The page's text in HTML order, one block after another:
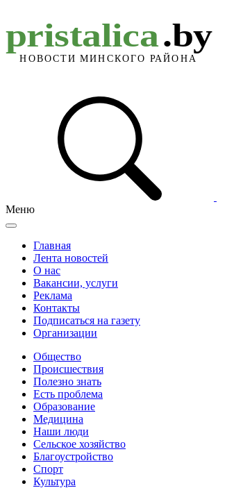
Меню
Главная
Лента новостей
О нас
Вакансии, услуги
Реклама
Контакты
Подписаться на газету
Организации
Общество
Происшествия
Полезно знать
Есть проблема
Образование
Медицина
Наши люди
Сельское хозяйство
Благоустройство
Спорт
Культура